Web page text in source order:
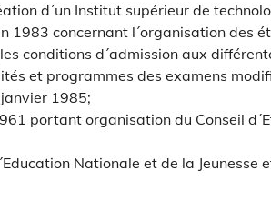
d´un Institut supérieur de
1983 concernant l´organisation des
conditions d´admission aux
et programmes des examens
1985;
portant organisation du Conseil
Nationale et de la Jeunesse